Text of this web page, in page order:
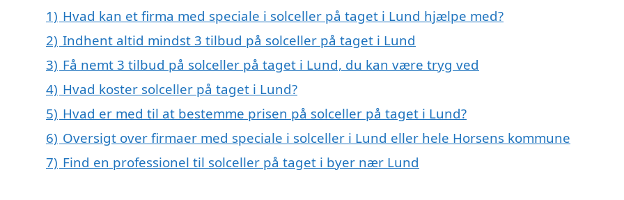
1) Hvad kan et firma med speciale i solceller på taget i Lund hjælpe med?
2) Indhent altid mindst 3 tilbud på solceller på taget i Lund
3) Få nemt 3 tilbud på solceller på taget i Lund, du kan være tryg ved
4) Hvad koster solceller på taget i Lund?
5) Hvad er med til at bestemme prisen på solceller på taget i Lund?
6) Oversigt over firmaer med speciale i solceller i Lund eller hele Horsens kommune
7) Find en professionel til solceller på taget i byer nær Lund